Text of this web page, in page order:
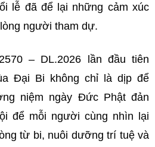
lễ đã để lại những cảm xúc
người tham dự.
– DL.2026 lần đầu tiên
Đại Bi không chỉ là dịp để
niệm ngày Đức Phật đản
để mỗi người cùng nhìn lại
từ bi, nuôi dưỡng trí tuệ và